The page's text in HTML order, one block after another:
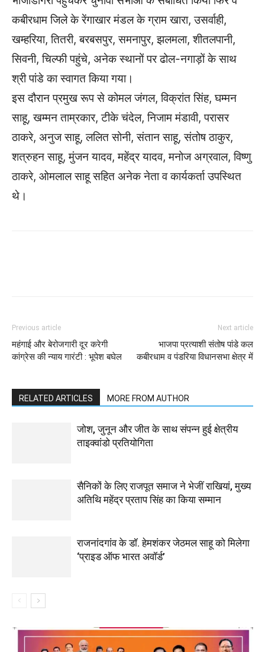
कबीरधाम जिले के रेंगाखार मंडल के ग्राम खारा, उसर्वाही,
खम्हरिया, तितरी, बरबसपुर, समनापुर, झलमला, शीतलपानी,
सिवनी, चिल्फी पहुंचे, अनेक स्थानों पर ढोल-नगाड़ों के साथ
श्री पांडे का स्वागत किया गया।
इस दौरान प्रमुख रूप से कोमल जंगल, विक्रांत सिंह, घम्मन
साहू, खम्मन ताम्रकार, टीके चंदेल, निजाम मंडावी, परासर
ठाकरे, अनुज साहू, ललित सोनी, संतान साहू, संतोष ठाकुर,
शत्रुहन साहू, मुंजन यादव, महेंद्र यादव, मनोज अग्रवाल, विष्णु
ठाकरे, ओमलाल साहू सहित अनेक नेता व कार्यकर्ता उपस्थित
थे।
Previous article
महंगाई और बेरोजगारी दूर करेगी
कांग्रेस की न्याय गारंटी : भूपेश बघेल
Next article
भाजपा प्रत्याशी संतोष पांडे कल
कबीरधाम व पंडरिया विधानसभा क्षेत्र में
RELATED ARTICLES MORE FROM AUTHOR
जोश, जुनून और जीत के साथ संपन्न हुई क्षेत्रीय
ताइक्वांडो प्रतियोगिता
सैनिकों के लिए राजपूत समाज ने भेजीं राखियां, मुख्य
अतिथि महेंद्र प्रताप सिंह का किया सम्मान
राजनांदगांव के डॉ. हेमशंकर जेठमल साहू को मिलेगा
‘प्राइड ऑफ भारत अवॉर्ड’